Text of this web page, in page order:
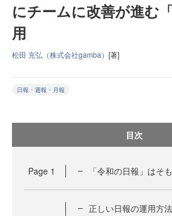
にチームに改善が進む
用
松田 充弘（株式会社gamba） [著]
日報・週報・月報
目次
Page 1 「令和の日報」はそ
正しい日報の運用方法